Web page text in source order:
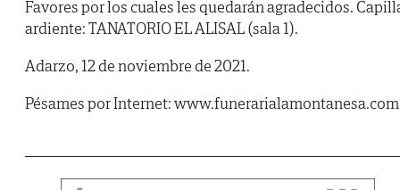
Favores por los cuales les quedarán agradecidos.
ardiente: TANATORIO EL ALISAL (sala 1).
Adarzo, 12 de noviembre de 2021.
Pésames por Internet: www.funerarialamontanesa.com